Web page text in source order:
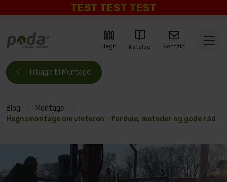
TEST TEST TEST
Hegn Katalog Kontakt
Tilbage til Montage
Blog Montage
Hegnsmontage om vinteren - fordele, metoder og gode råd